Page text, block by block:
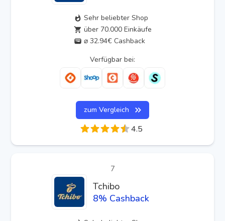
Sehr beliebter Shop
über 70.000 Einkäufe
⌀ 32.94€ Cashback
Verfügbar bei:
zum Vergleich
4.5
7
Tchibo
8% Cashback